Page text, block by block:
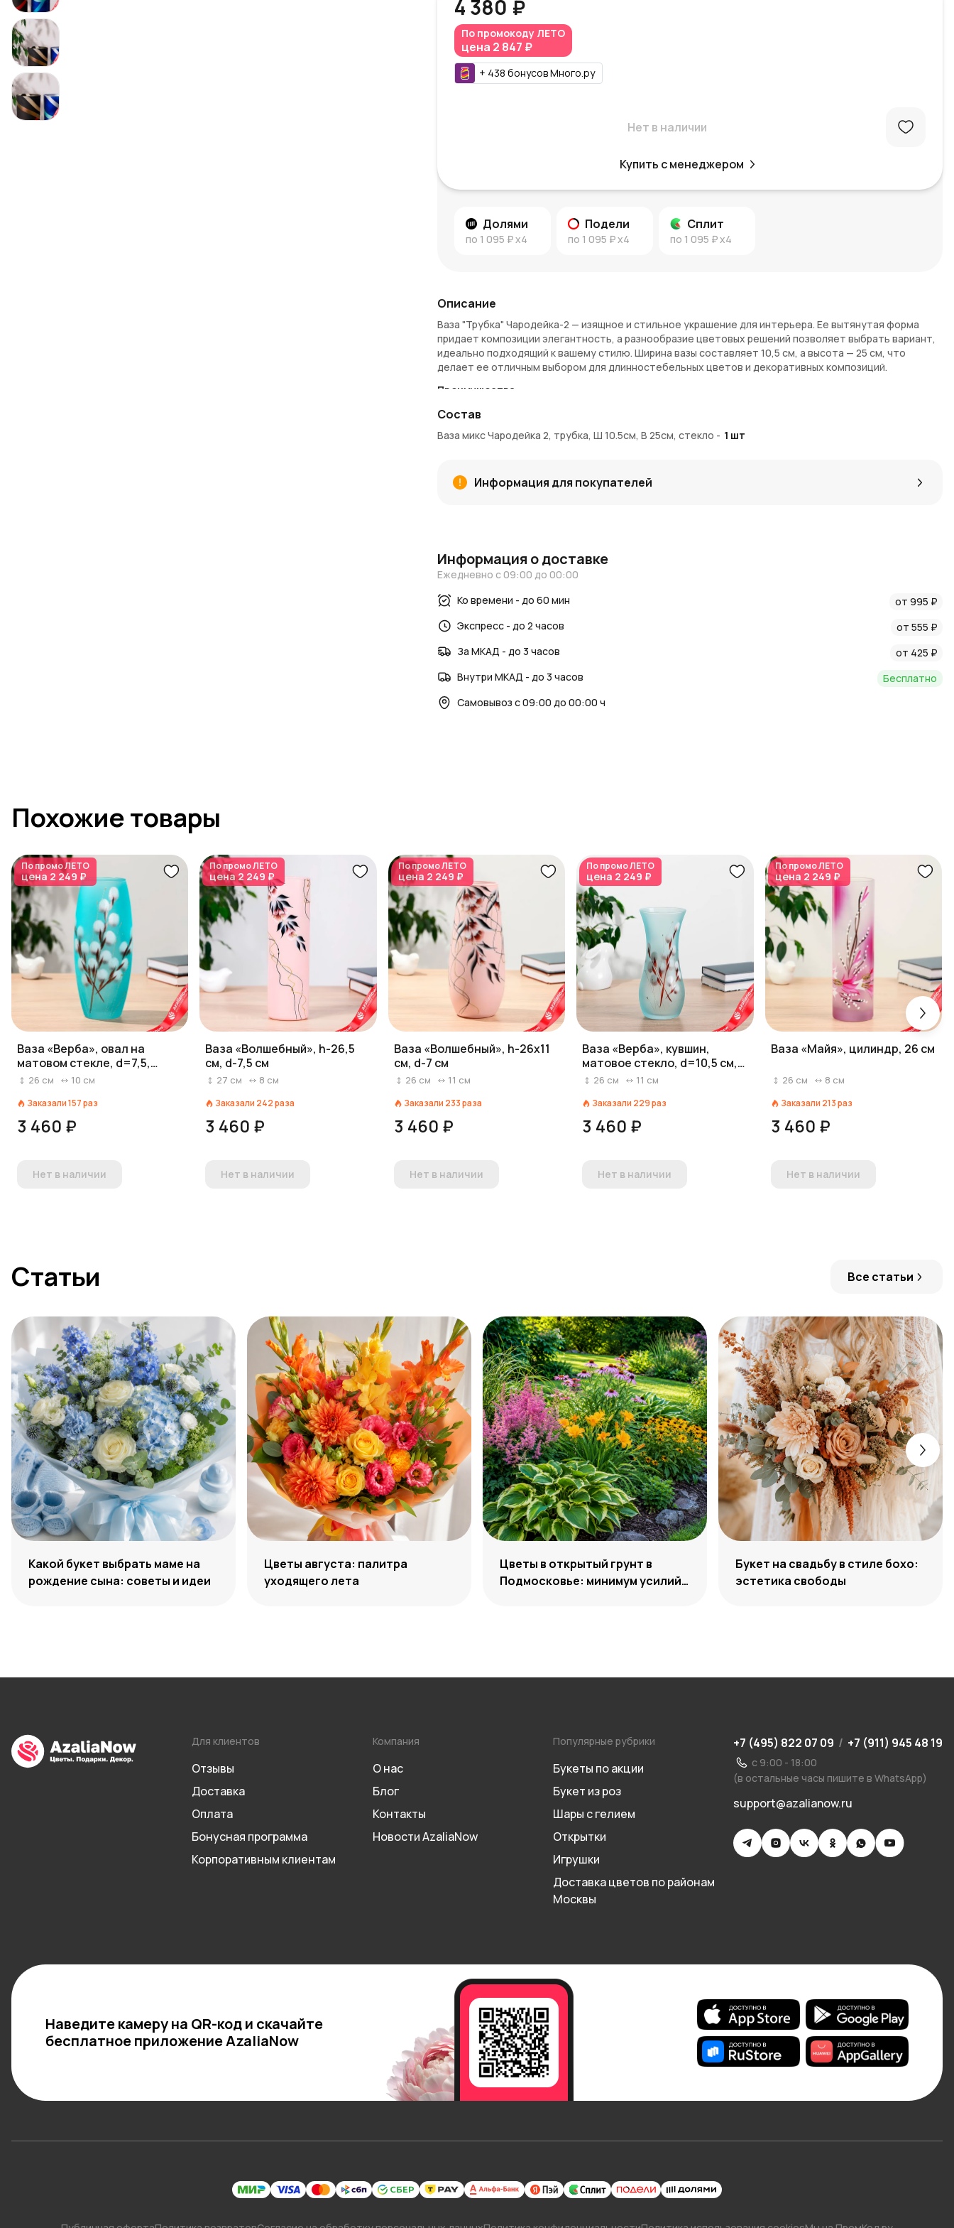
4 380 ₽
По промокоду ЛЕТО
цена 2 847 ₽
+ 438 бонусовМного.ру
Нет в наличии
Купить с менеджером
Долями
по 1 095 ₽x4
Подели
по 1 095 ₽x4
Сплит
по 1 095 ₽x4
Описание
Ваза "Трубка" Чародейка-2 — изящное и стильное украшение для интерьера. Ее вытянутая форма
придает композиции элегантность, а разнообразие цветовых решений позволяет выбрать вариант,
идеально подходящий к вашему стилю. Ширина вазы составляет 10,5 см, а высота — 25 см, что
делает ее отличным выбором для длинностебельных цветов и декоративных композиций.
Преимущества:
Оригинальная вытянутая форма, создающая элегантный силуэт
Подходит для длинностебельных цветов и декоративных композиций
Покупка и доставка:
Блог и новости:
Посетите нашблог для идей по оформлению цветочных композиций. Следите за
AzaliaNow
Состав
Ваза микс Чародейка 2, трубка, Ш 10.5см, В 25см, стекло - 1 шт
Информация для покупателей
Информация о доставке
Ежедневно с 09:00 до 00:00
Ко времени - до 60 мин
от 995 ₽
Экспресс - до 2 часов
от 555 ₽
За МКАД - до 3 часов
от 425 ₽
Внутри МКАД - до 3 часов
Бесплатно
Самовывоз с 09:00 до 00:00 ч
Похожие товары
По промоЛЕТО
цена 2 249 ₽
Ваза «Верба», овал на
матовом стекле, d=7,5,
h=26х10 см, МИКС
26 см 10 см
Заказали157раз
3 460 ₽
Нет в наличии
По промоЛЕТО
цена2 249 ₽
Ваза «Волшебный», h-26,5
см, d-7,5 см
27 см 8 см
Заказали 242раза
3 460 ₽
Нет в наличии
По промоЛЕТО
цена 2 249 ₽
Ваза «Волшебный», h-26х11
см, d-7 см
26 см 11 см
Заказали 233раза
3 460 ₽
Нет в наличии
По промоЛЕТО
цена 2 249 ₽
Ваза «Верба», кувшин,
матовое стекло, d=10,5 см,
h=25,5 см, МИКС
26 см 11 см
Заказали 229раз
3 460 ₽
Нет в наличии
По промоЛЕТО
цена 2 249 ₽
Ваза «Майя», цилиндр, 26 см
26 см 8 см
Заказали 213раз
3 460 ₽
Нет в наличии
Статьи Все статьи
Какой букет выбрать маме на
рождение сына: советы и идеи
Цветы августа: палитра
уходящего лета
Цветы в открытый грунт в
Подмосковье: минимум усилий,
Букет на свадьбу в стиле бохо:
эстетика свободы
Для клиентов
Отзывы
Доставка
Оплата
Бонусная программа
Корпоративным клиентам
Компания
О нас
Блог
Контакты
Новости AzaliaNow
Популярные рубрики
Букеты по акции
Букет из роз
Шары с гелием
Открытки
Игрушки
Доставка цветов по районам
Москвы
+7 (495) 822 07 09 / +7 (911) 945 48 19
с 9:00 - 18:00
(в остальные часы пишите в WhatsApp)
support@azalianow.ru
Наведите камеру на QR-код и скачайте
бесплатное приложение AzaliaNow